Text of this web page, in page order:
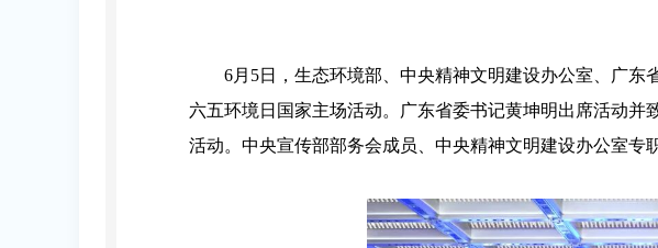
6月5日，生态环境部、中央精神文明建设办公室、广
六五环境日国家主场活动。广东省委书记黄坤明出席活动
活动。中央宣传部部务会成员、中央精神文明建设办公室专